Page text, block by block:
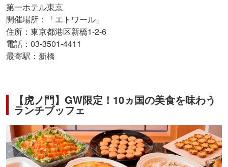
第一ホテル東京
開催場所：「エトワール」
住所：東京都港区新橋1-2-6
電話：03-3501-4411
最寄駅：新橋
【虎ノ門】GW限定！10ヵ国の美食を味わう
ランチブッフェ